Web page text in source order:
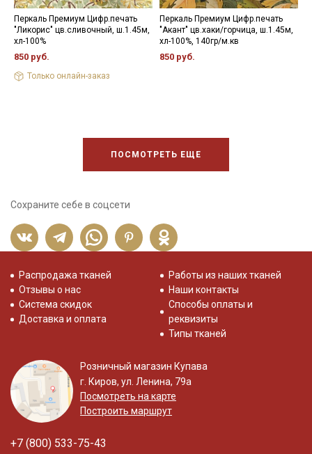
Перкаль Премиум Цифр.печать
"Ликорис" цв.сливочный, ш.1.45м,
хл-100%
850 руб.
Только онлайн-заказ
Перкаль Премиум Цифр.печать
"Акант" цв.хаки/горчица, ш.1.45м,
хл-100%, 140гр/м.кв
850 руб.
ПОСМОТРЕТЬ ЕЩЕ
Сохраните себе в соцсети
Распродажа тканей
Отзывы о нас
Система скидок
Доставка и оплата
Работы из наших тканей
Наши контакты
Способы оплаты и
реквизиты
Типы тканей
Розничный магазин Купава
г. Киров, ул. Ленина, 79а
Посмотреть на карте
Построить маршрут
+7 (800) 533-75-43